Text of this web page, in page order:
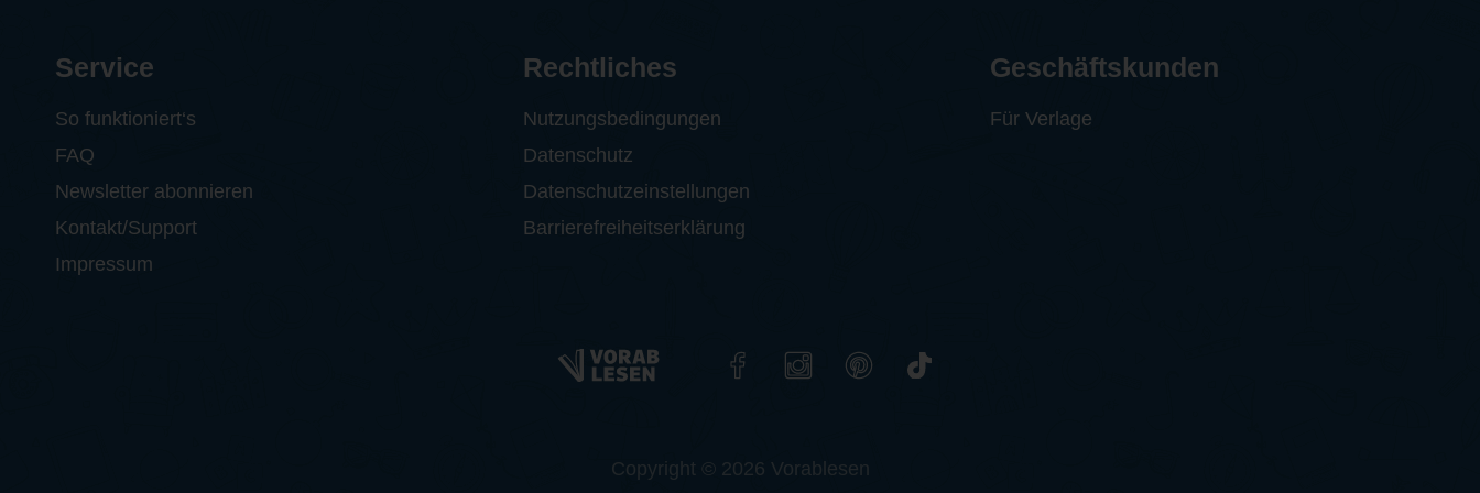
Service
So funktioniert‘s
FAQ
Newsletter abonnieren
Kontakt/Support
Impressum
Rechtliches
Nutzungsbedingungen
Datenschutz
Datenschutzeinstellungen
Barrierefreiheitserklärung
Geschäftskunden
Für Verlage
Copyright © 2026 Vorablesen